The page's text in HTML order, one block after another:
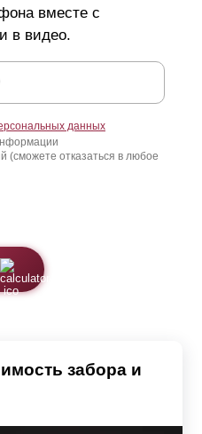
вместе с
в видео.
данных
(сможете отказаться в любое
забора и